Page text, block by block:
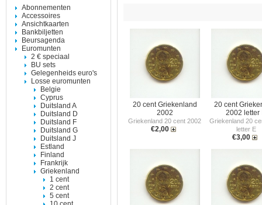
Abonnementen
Accessoires
Ansichtkaarten
Bankbiljetten
Beursagenda
Euromunten
2 € speciaal
BU sets
Gelegenheids euro's
Losse euromunten
Belgie
Cyprus
Duitsland A
Duitsland D
Duitsland F
Duitsland G
Duitsland J
Estland
Finland
Frankrijk
Griekenland
1 cent
2 cent
5 cent
20 cent Griekenland
2002
Griekenland 20 cent 2002
€2,00
20 cent
2002 letter
Griekenland 20
letter E
€3,00